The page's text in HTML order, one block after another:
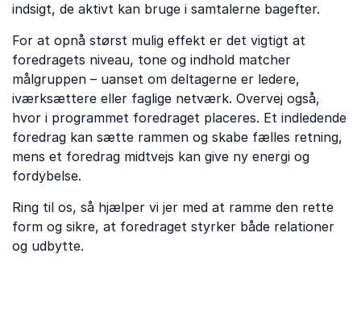
indsigt, de aktivt kan bruge i samtalerne bagefter.
For at opnå størst mulig effekt er det vigtigt at
foredragets niveau, tone og indhold matcher
målgruppen – uanset om deltagerne er ledere,
iværksættere eller faglige netværk. Overvej også,
hvor i programmet foredraget placeres. Et indledende
foredrag kan sætte rammen og skabe fælles retning,
mens et foredrag midtvejs kan give ny energi og
fordybelse.
Ring til os, så hjælper vi jer med at ramme den rette
form og sikre, at foredraget styrker både relationer
og udbytte.